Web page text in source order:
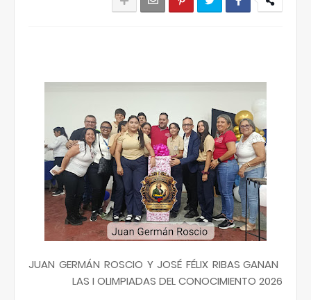
JUAN GERMÁN ROSCIO Y JOSÉ FÉLIX RIBAS GANAN
LAS I OLIMPIADAS DEL CONOCIMIENTO 2026